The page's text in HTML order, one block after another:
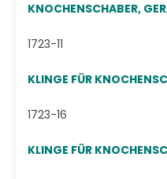
KNOCHENSCHABER,
1723-11
KLINGE FÜR
1723-16
KLINGE FÜR